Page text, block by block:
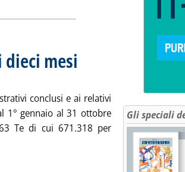
mesi . Sottotitolo: Progetti +67%,
. Pubblicata mercoledì 27 novembre
conclusi e ai relativi
1° gennaio al 31 ottobre
Te di cui 671.318 per
bianchi, i dati dei primi dieci
Gli speciali